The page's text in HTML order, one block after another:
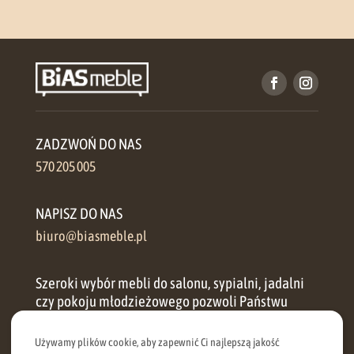
ZADZWOŃ DO NAS
570 205 005
NAPISZ DO NAS
biuro@biasmeble.pl
Szeroki wybór mebli do salonu, sypialni, jadalni
czy pokoju młodzieżowego pozwoli Państwu
Używamy plików cookie, aby zapewnić Ci najlepszą jakość